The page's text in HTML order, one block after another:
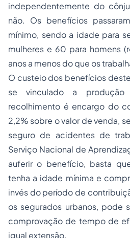
independentemente do
não. Os benefícios
mínimo, sendo a idade para
mulheres e 60 para homens
anos a menos do que os
O custeio dos benefícios
se vinculado a produção
recolhimento é encargo do
2,2% sobre o valor de venda,
seguro de acidentes de
Serviço Nacional de
auferir o benefício, basta
tenha a idade mínima e
invés do período de
os segurados urbanos, pode
comprovação de tempo de
igual extensão.